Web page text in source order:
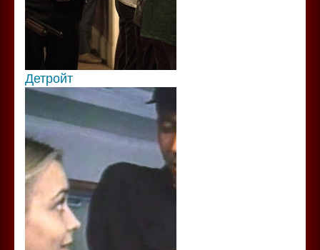
Детройт